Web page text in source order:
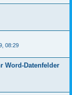
08:29
Word-Datenfelder